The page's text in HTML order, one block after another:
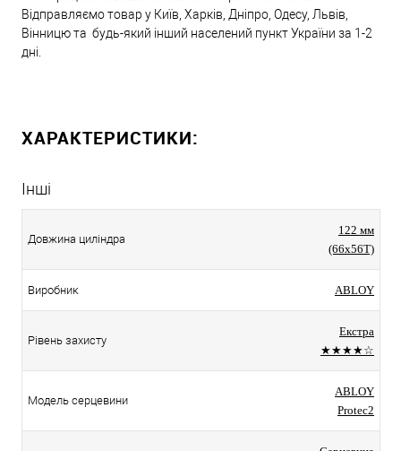
Відправляємо товар у Київ, Харків, Дніпро, Одесу, Львів,
Вінницю та будь-який інший населений пункт України за 1-2
дні.
ХАРАКТЕРИСТИКИ:
Інші
Довжина циліндра
122 мм
(66x56T)
Виробник ABLOY
Рівень захисту
Екстра
★★★★☆
Модель серцевини
ABLOY
Protec2